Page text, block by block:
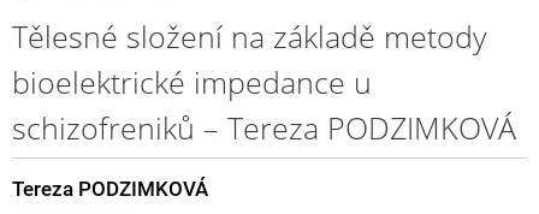
Tělesné složení na základě metody
bioelektrické impedance u
schizofreniků – Tereza PODZIMKOVÁ
Tereza PODZIMKOVÁ